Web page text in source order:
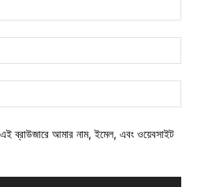
ব্রাউজারে আমার নাম, ইমেল, এবং ওয়েবসাইট